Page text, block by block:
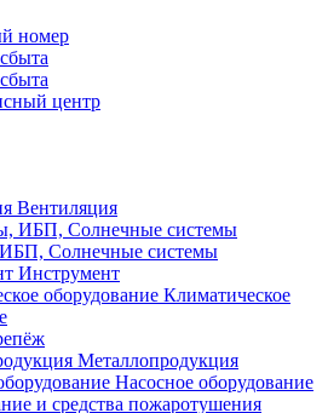
номер
центр
Вентиляция
ИБП, Солнечные системы
Инструмент
Климатическое
Металлопродукция
Насосное оборудование